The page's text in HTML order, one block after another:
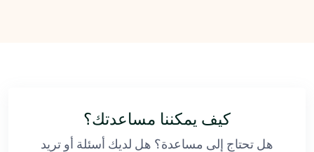
كيف يمكننا مساعدتك؟
هل تحتاج إلى مساعدة؟ هل لديك أسئلة أو تريد